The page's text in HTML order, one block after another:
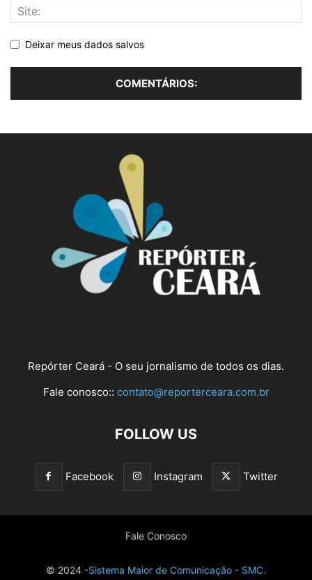
Deixar meus dados salvos
Repórter Ceará - O seu jornalismo de todos os dias.
Fale conosco:: contato@reporterceara.com.br
FOLLOW US
Facebook Instagram Twitter
Fale Conosco
© 2024 -Sistema Maior de Comunicação - SMC.